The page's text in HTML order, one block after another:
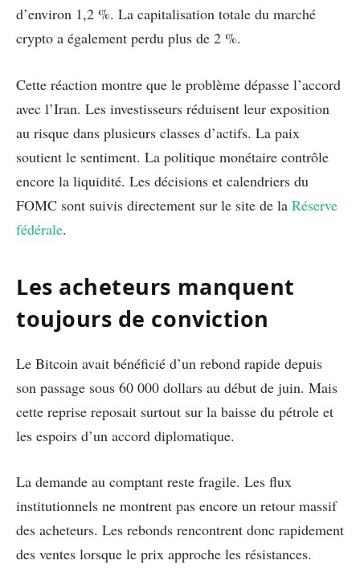
d’environ 1,2 %. La capitalisation totale du marché
crypto a également perdu plus de 2 %.
Cette réaction montre que le problème dépasse l’accord
avec l’Iran. Les investisseurs réduisent leur exposition
au risque dans plusieurs classes d’actifs. La paix
soutient le sentiment. La politique monétaire contrôle
encore la liquidité. Les décisions et calendriers du
FOMC sont suivis directement sur le site de la Réserve
fédérale.
Les acheteurs manquent
toujours de conviction
Le Bitcoin avait bénéficié d’un rebond rapide depuis
son passage sous 60 000 dollars au début de juin. Mais
cette reprise reposait surtout sur la baisse du pétrole et
les espoirs d’un accord diplomatique.
La demande au comptant reste fragile. Les flux
institutionnels ne montrent pas encore un retour massif
des acheteurs. Les rebonds rencontrent donc rapidement
des ventes lorsque le prix approche les résistances.